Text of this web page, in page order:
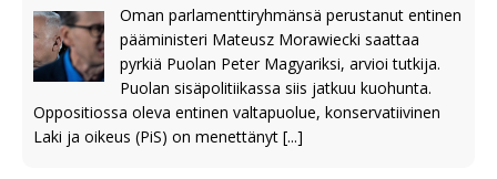
Oman parlamenttiryhmänsä perustanut entinen
pääministeri Mateusz Morawiecki saattaa
pyrkiä Puolan Peter Magyariksi, arvioi tutkija.
Puolan sisäpolitiikassa siis jatkuu kuohunta.
Oppositiossa oleva entinen valtapuolue, konservatiivinen
Laki ja oikeus (PiS) on menettänyt [...]